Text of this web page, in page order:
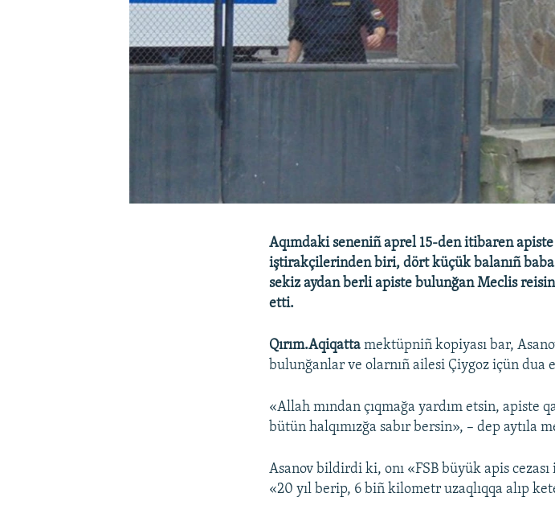
Aqımdaki seneniñ aprel 15-den itibaren
iştirakçilerinden biri, dört küçük balanıñ
sekiz aydan berli apiste bulunğan Meclis
etti.
Qırım.Aqiqatta mektüpniñ kopiyası bar,
bulunğanlar ve olarnıñ ailesi Çiygoz içün dua
«Allah mından çıqmağa yardım etsin, apiste
bütün halqımızğa sabır bersin», – dep aytıla
Asanov bildirdi ki, onı «FSB büyük apis
«20 yıl berip, 6 biñ kilometr uzaqlıqqa alıp